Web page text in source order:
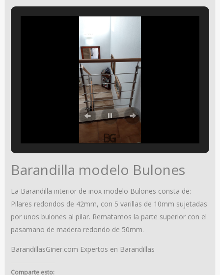
Barandilla modelo Bulones
La Barandilla interior de inox modelo Bulones consta de:
Pilares redondos de 42mm, con 5 varillas de 10mm sujetadas
por unos bulones al pilar. Rematamos la parte superior con el
pasamano de madera redondo de 50mm.
BarandillasGiner.com Expertos en Barandillas
Comparte esto: